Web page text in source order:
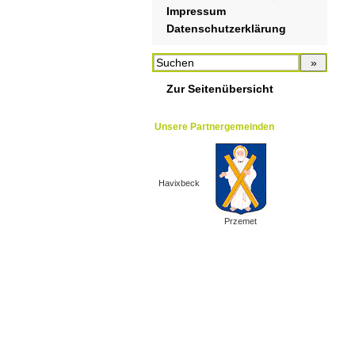
Impressum
Datenschutzerklärung
Zur Seitenübersicht
Unsere Partnergemeinden
Havixbeck
Przemet